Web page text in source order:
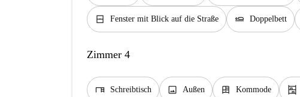
window_closed Fenster mit Blick auf die Straße airline_seat_flat Doppelbett
Zimmer 4
desk Schreibtisch image Außen dresser Kommode shelves